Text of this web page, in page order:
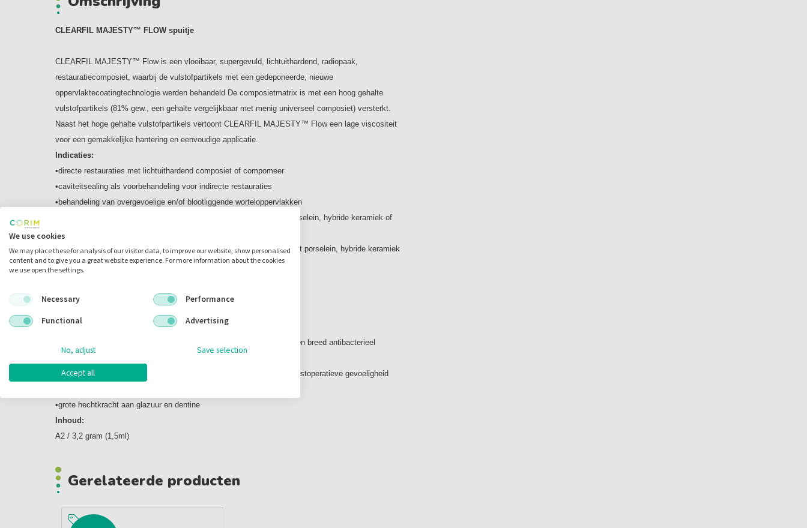
CLEARFIL MAJESTY™ FLOW spuitje
CLEARFIL MAJESTY™ Flow is een vloeibaar, supergevuld, lichtuithardend, radiopaak,
restauratiecomposiet, waarbij de vulstofpartikels met een gedeponeerde, nieuwe
oppervlaktecoatingtechnologie werden behandeld De composietmatrix is met een hoog gehalte
vulstofpartikels (81% gew., een gehalte vergelijkbaar met menig universeel composiet) versterkt.
Naast het hoge gehalte vulstofpartikels vertoont CLEARFIL MAJESTY™ Flow een lage viscositeit
voor een gemakkelijke hantering en eenvoudige applicatie.
Indicaties:
•directe restauraties met lichtuithardend composiet of compomeer
•caviteitsealing als voorbehandeling voor indirecte restauraties
•behandeling van overgevoelige en/of blootliggende worteloppervlakken
•intraorale reparaties van gebroken kronen/bruggen vervaardigd uit porselein, hybride keramiek of
composiet
•oppervlaktebehandeling van prothetische toepassingen vervaardigd uit porselein, hybride keramiek
en uitgehard composiet
•caviteitsverzegeling onder amalgaamrestauraties
•eerste en enige zelfetsende, antibacteriële adhesief ter wereld
•de primer bevat 5% antibacterieel monomeer (MDPB) met een sterk en breed antibacterieel
•getest en bewezen zelfetsend, 2-staps adhesiefsysteem voorkomt postoperatieve gevoeligheid
•grote hechtkracht aan glazuur en dentine
Inhoud:
A2 / 3,2 gram (1,5ml)
Gerelateerde producten
We use cookies
We may place these for analysis of our visitor data, to improve our website, show personalised
content and to give you a great website experience. For more information about the cookies
we use open the settings.
Necessary
Performance
Functional
Advertising
No, adjust Save selection
Accept all